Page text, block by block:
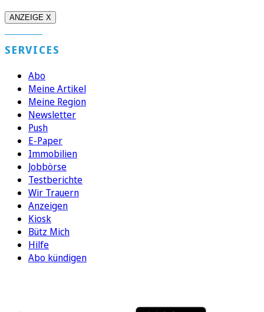
ANZEIGE X
SERVICES
Abo
Meine Artikel
Meine Region
Newsletter
Push
E-Paper
Immobilien
Jobbörse
Testberichte
Wir Trauern
Anzeigen
Kiosk
Bütz Mich
Hilfe
Abo kündigen